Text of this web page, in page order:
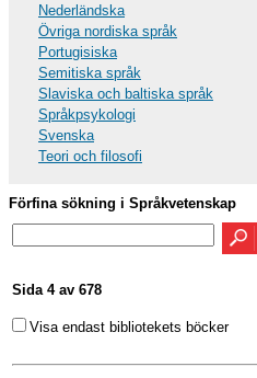
Nederländska
Övriga nordiska språk
Portugisiska
Semitiska språk
Slaviska och baltiska språk
Språkpsykologi
Svenska
Teori och filosofi
Förfina sökning i Språkvetenskap
Sida 4 av 678
Visa endast bibliotekets böcker